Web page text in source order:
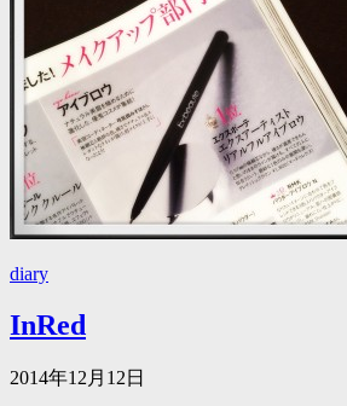
diary
InRed
2014年12月12日